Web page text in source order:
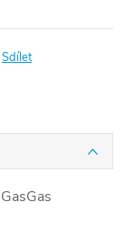
Sdílet